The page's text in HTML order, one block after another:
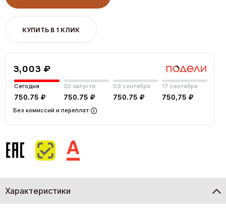
КУПИТЬ В 1 КЛИК
3,003 ₽
Сегодня
750.75 ₽
20 августа
750.75 ₽
03 сентября
750.75 ₽
17 сентября
750,75 ₽
Без комиссий и переплат
Характеристики